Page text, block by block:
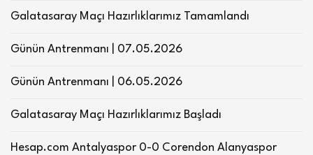
Galatasaray Maçı Hazırlıklarımız Tamamlandı
Günün Antrenmanı | 07.05.2026
Günün Antrenmanı | 06.05.2026
Galatasaray Maçı Hazırlıklarımız Başladı
Hesap.com Antalyaspor 0-0 Corendon Alanyaspor